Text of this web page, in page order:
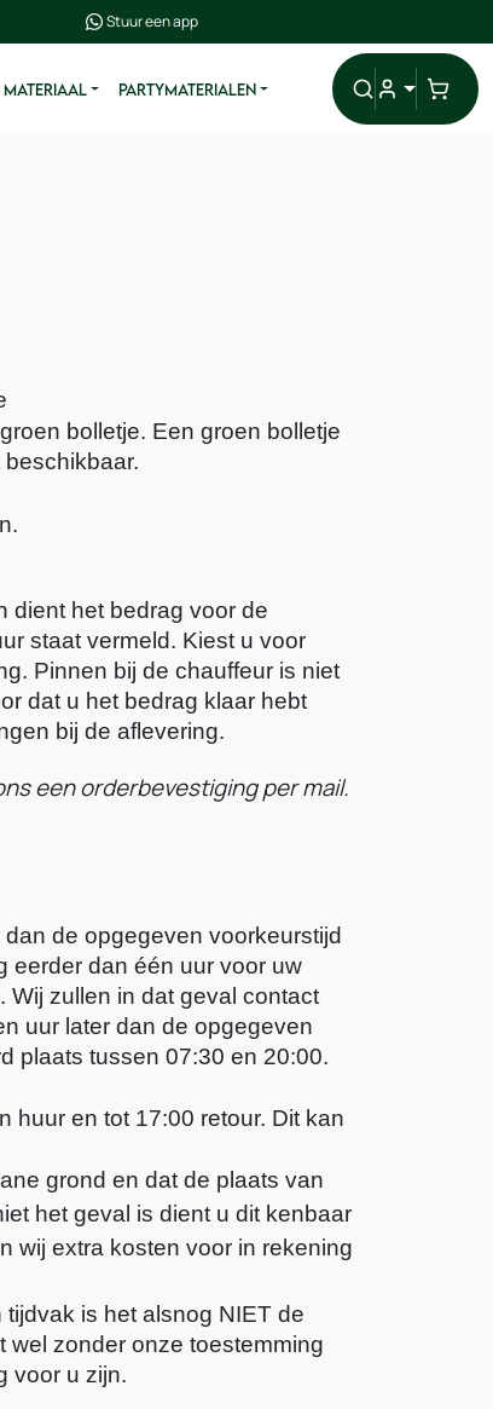
Stuur een app
PARTYMATERIALEN
bolletje. Een groen bolletje
dient het bedrag voor de
Pinnen bij de chauffeur is niet
dat u het bedrag klaar hebt
bij de aflevering.
een orderbevestiging per mail.
de opgegeven voorkeurstijd
eerder dan één uur voor uw
Wij zullen in dat geval contact
uur later dan de opgegeven
plaats tussen 07:30 en 20:00.
huur en tot 17:00 retour. Dit kan
grond en dat de plaats van
het geval is dient u dit kenbaar
wij extra kosten voor in rekening
is het alsnog NIET de
wel zonder onze toestemming
voor u zijn.